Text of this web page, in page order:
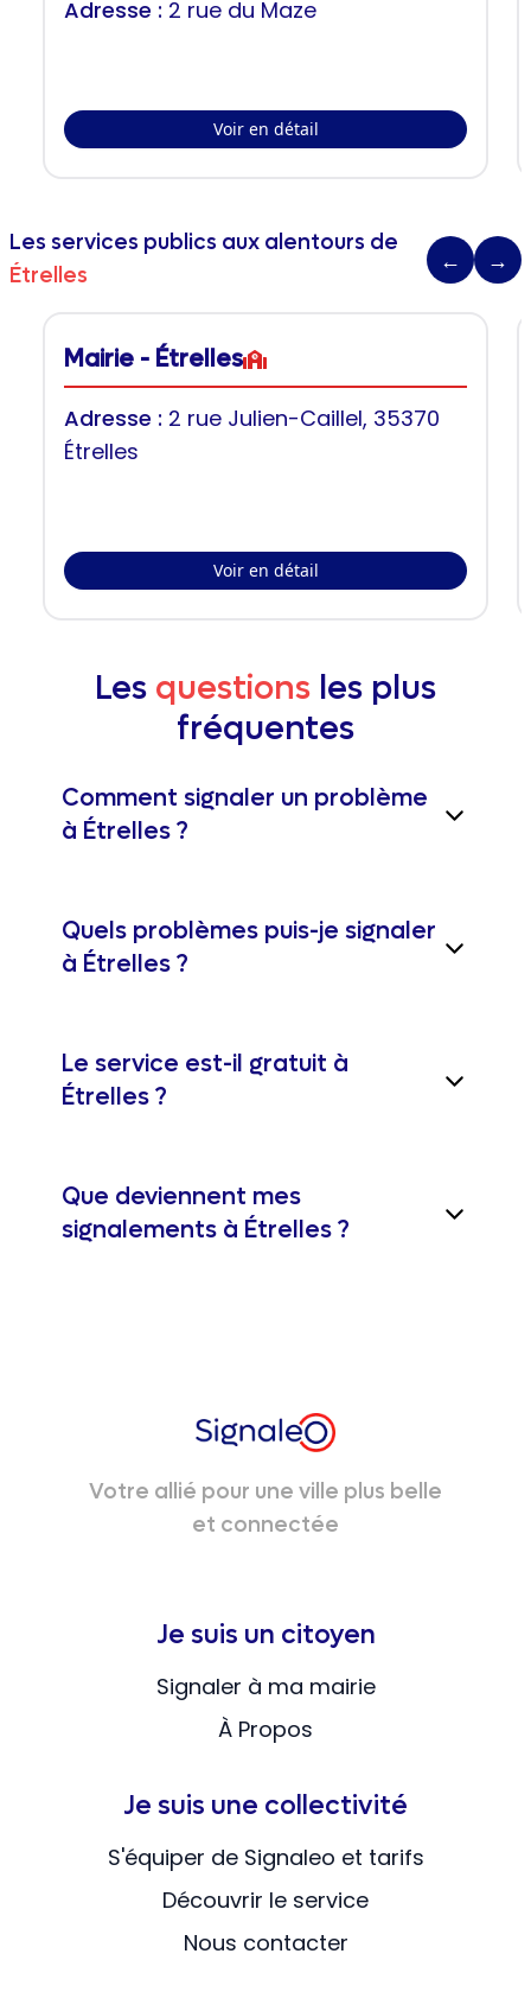
Adresse : 2 rue du Maze
Voir en détail
Les services publics aux alentours de
Étrelles
← →
Mairie - Étrelles
Adresse : 2 rue Julien-Caillel, 35370
Étrelles
Voir en détail
Les questions les plus
fréquentes
Comment signaler un problème
à Étrelles ?
Quels problèmes puis-je signaler
à Étrelles ?
Le service est-il gratuit à
Étrelles ?
Que deviennent mes
signalements à Étrelles ?
Votre allié pour une ville plus belle
et connectée
Je suis un citoyen
Signaler à ma mairie
À Propos
Je suis une collectivité
S'équiper de Signaleo et tarifs
Découvrir le service
Nous contacter